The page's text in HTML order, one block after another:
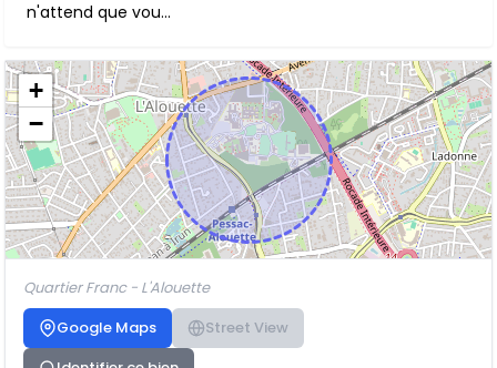
n'attend que vou...
+
−
Quartier Franc - L'Alouette
Google Maps
Street View